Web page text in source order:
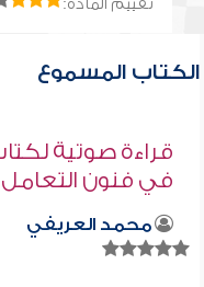
تقييم المادة:
الكتاب المسموع
قراءة صوتية
في فنون
محمد العريفي